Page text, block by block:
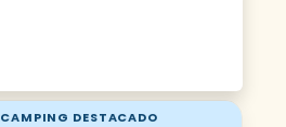
CAMPING DESTACADO